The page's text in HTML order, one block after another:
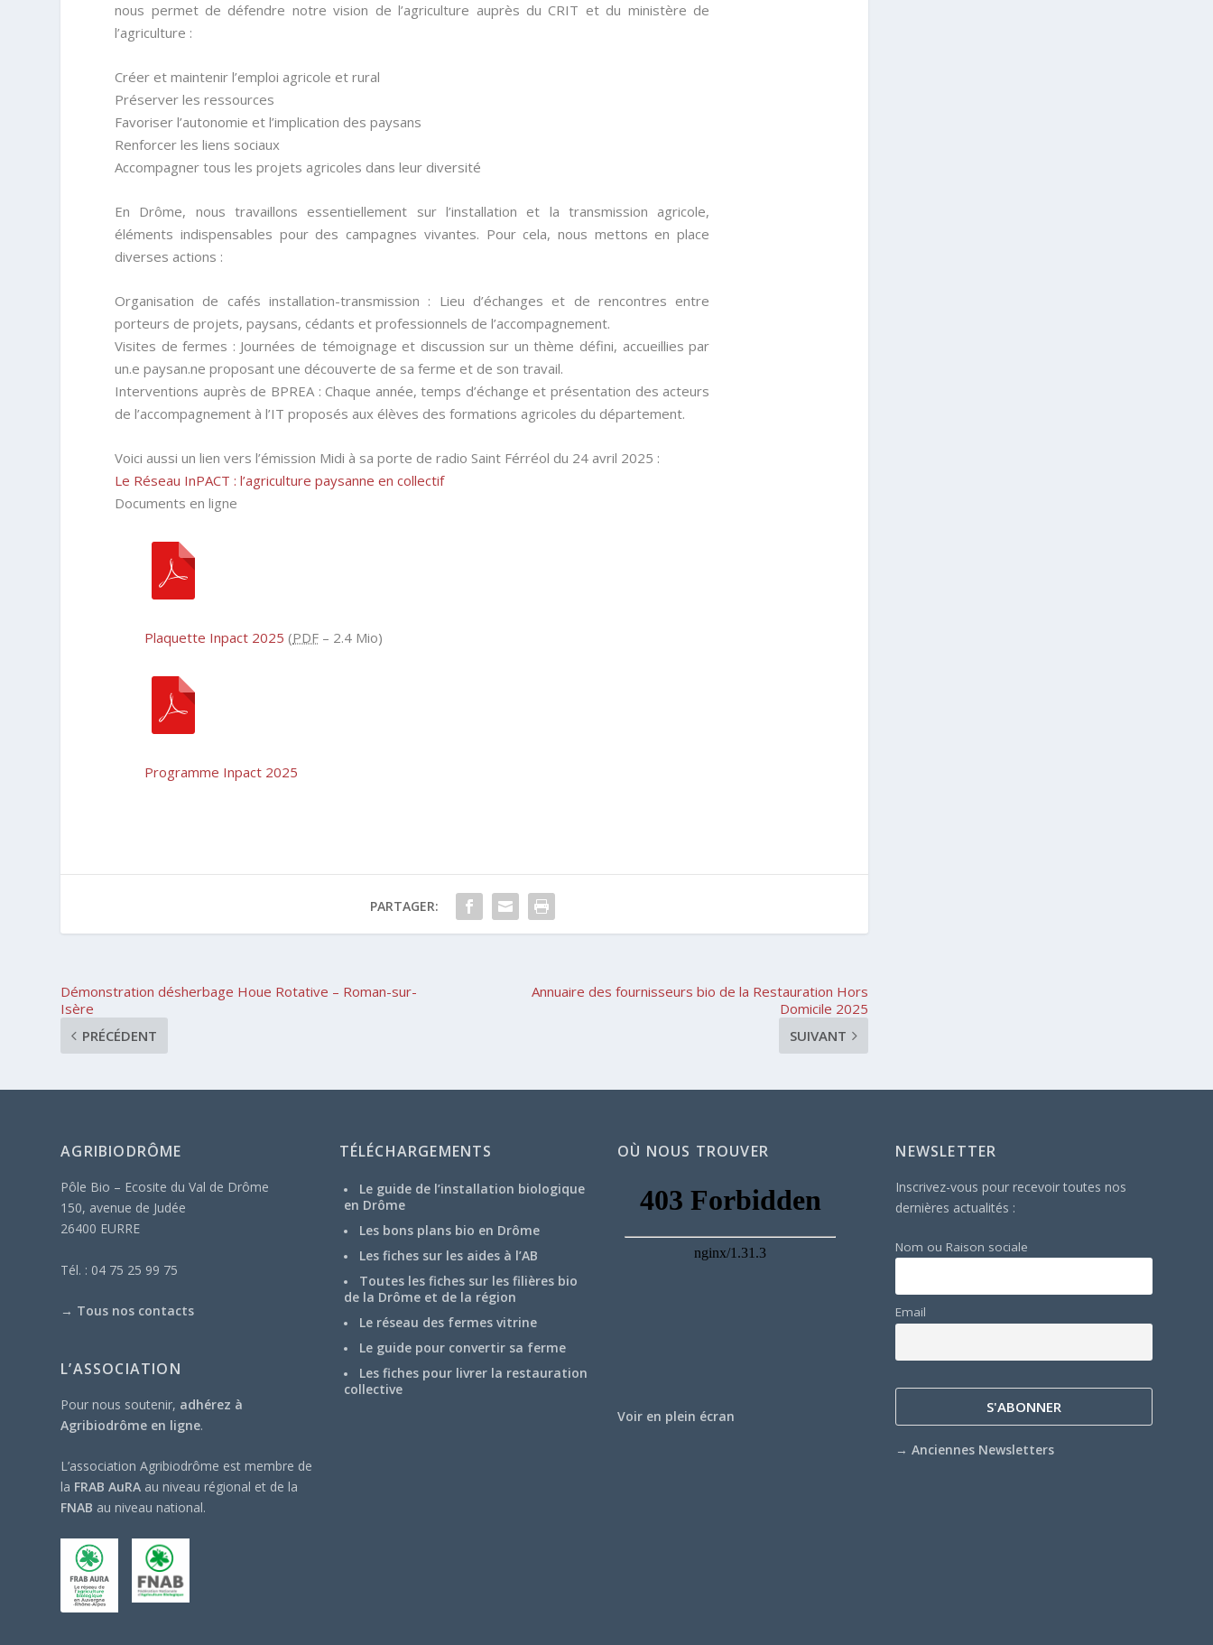
nous permet de défendre notre vision de l’agriculture auprès du CRIT et du ministère de
l’agriculture :
Créer et maintenir l’emploi agricole et rural
Préserver les ressources
Favoriser l’autonomie et l’implication des paysans
Renforcer les liens sociaux
Accompagner tous les projets agricoles dans leur diversité
En Drôme, nous travaillons essentiellement sur l’installation et la transmission agricole,
éléments indispensables pour des campagnes vivantes. Pour cela, nous mettons en place
diverses actions :
Organisation de cafés installation-transmission : Lieu d’échanges et de rencontres entre
porteurs de projets, paysans, cédants et professionnels de l’accompagnement.
Visites de fermes : Journées de témoignage et discussion sur un thème défini, accueillies par
un.e paysan.ne proposant une découverte de sa ferme et de son travail.
Interventions auprès de BPREA : Chaque année, temps d’échange et présentation des acteurs
de l’accompagnement à l’IT proposés aux élèves des formations agricoles du département.
Voici aussi un lien vers l’émission Midi à sa porte de radio Saint Férréol du 24 avril 2025 :
Le Réseau InPACT : l’agriculture paysanne en collectif
Documents en ligne
Plaquette Inpact 2025 (PDF – 2.4 Mio)
Programme Inpact 2025
PARTAGER:
Démonstration désherbage Houe Rotative – Roman-sur-
Isère
PRÉCÉDENT
Annuaire des fournisseurs bio de la Restauration Hors
Domicile 2025
SUIVANT
AGRIBIODRÔME
Pôle Bio – Ecosite du Val de Drôme
150, avenue de Judée
26400 EURRE
Tél. : 04 75 25 99 75
→ Tous nos contacts
L’ASSOCIATION
Pour nous soutenir, adhérez à
Agribiodrôme en ligne.
L’association Agribiodrôme est membre de
la FRAB AuRA au niveau régional et de la
FNAB au niveau national.
TÉLÉCHARGEMENTS
Le guide de l’installation biologique
en Drôme
Les bons plans bio en Drôme
Les fiches sur les aides à l’AB
Toutes les fiches sur les filières bio
de la Drôme et de la région
Le réseau des fermes vitrine
Le guide pour convertir sa ferme
Les fiches pour livrer la restauration
collective
OÙ NOUS TROUVER
Voir en plein écran
NEWSLETTER
Inscrivez-vous pour recevoir toutes nos
dernières actualités :
Nom ou Raison sociale
Email
→Anciennes Newsletters